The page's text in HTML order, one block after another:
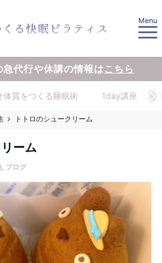
Menu
代行や休講の情報はこちら
体質をつくる睡眠術 1day講座
トトロのシュークリーム
ーム
, ブログ